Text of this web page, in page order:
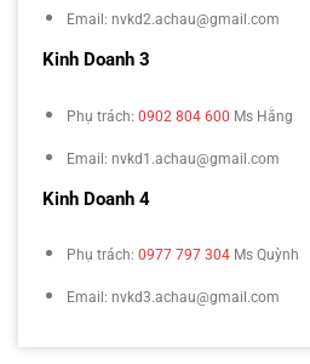
Email: nvkd2.achau@gmail.com
Kinh Doanh 3
Phụ trách: 0902 804 600 Ms Hằng
Email: nvkd1.achau@gmail.com
Kinh Doanh 4
Phụ trách: 0977 797 304 Ms Quỳnh
Email: nvkd3.achau@gmail.com